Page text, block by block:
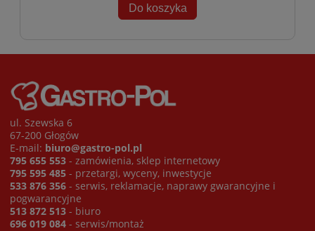
Do koszyka
ul. Szewska 6
67-200 Głogów
E-mail: biuro@gastro-pol.pl
795 655 553 - zamówienia, sklep internetowy
795 595 485 - przetargi, wyceny, inwestycje
533 876 356 - serwis, reklamacje, naprawy gwarancyjne i
pogwarancyjne
513 872 513 - biuro
696 019 084 - serwis/montaż